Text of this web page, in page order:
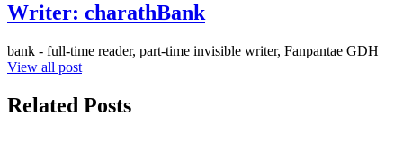
Writer: charathBank
bank - full-time reader, part-time invisible writer, Fanpantae GDH
View all post
Related Posts